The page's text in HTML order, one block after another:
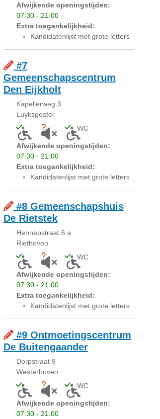
Afwijkende openingstijden:
07:30 - 21:00
Extra toegankelijkheid:
Kandidatenlijst met grote letters
#7
Gemeenschapscentrum
Den Eijkholt
Kapellerweg 3
Luyksgestel
Toegankelijk voor mensen met een
Onbekend of akoestiek niet
WC
Afwijkende openingstijden:
07:30 - 21:00
Extra toegankelijkheid:
Kandidatenlijst met grote letters
#8 Gemeenschapshuis
De Rietstek
Hennepstraat 6 a
Riethoven
Toegankelijk voor mensen met een
Onbekend of akoestiek niet
WC
Afwijkende openingstijden:
07:30 - 21:00
Extra toegankelijkheid:
Kandidatenlijst met grote letters
#9 Ontmoetingscentrum
De Buitengaander
Dorpstraat 9
Westerhoven
Toegankelijk voor mensen met een
Onbekend of akoestiek niet
WC
Afwijkende openingstijden:
07:30 - 21:00